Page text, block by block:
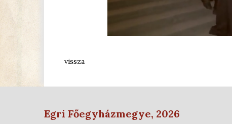
vissza
Egri Főegyházmegye, 2026